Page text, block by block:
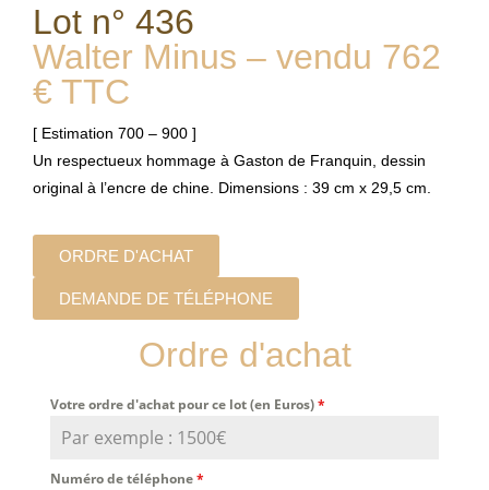
Lot n° 436
Walter Minus – vendu 762
€ TTC
[ Estimation 700 – 900 ]
Un respectueux hommage à Gaston de Franquin, dessin
original à l’encre de chine. Dimensions : 39 cm x 29,5 cm.
ORDRE D'ACHAT
DEMANDE DE TÉLÉPHONE
Ordre d'achat
Votre ordre d'achat pour ce lot (en Euros)*
Numéro de téléphone*